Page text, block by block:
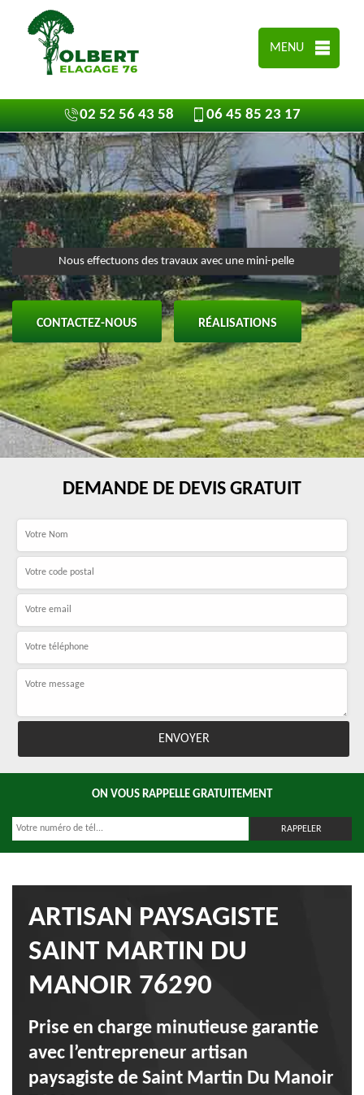
MENU
02 52 56 43 58 06 45 85 23 17
Nous effectuons des travaux avec une mini-pelle
CONTACTEZ-NOUS RÉALISATIONS
DEMANDE DE DEVIS GRATUIT
ON VOUS RAPPELLE GRATUITEMENT
ARTISAN PAYSAGISTE
SAINT MARTIN DU
MANOIR 76290
Prise en charge minutieuse garantie
avec l’entrepreneur artisan
paysagiste de Saint Martin Du Manoir